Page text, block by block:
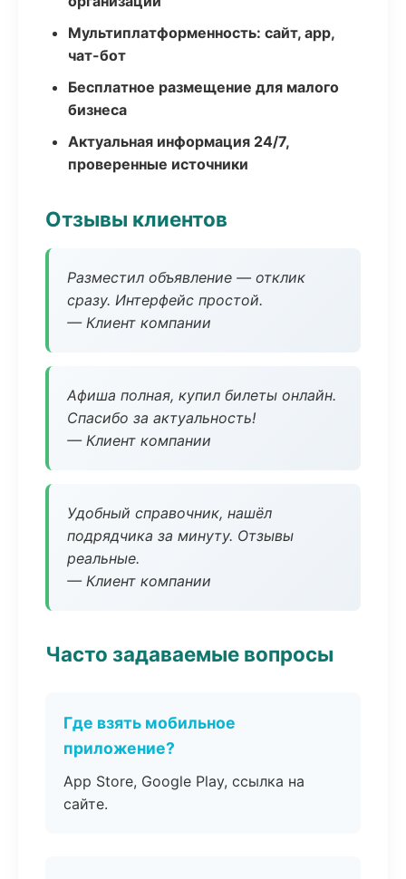
Мультиплатформенность: сайт, app,
чат-бот
Бесплатное размещение для малого
бизнеса
Актуальная информация 24/7,
проверенные источники
Отзывы клиентов
Разместил объявление — отклик
сразу. Интерфейс простой.
— Клиент компании
Афиша полная, купил билеты онлайн.
Спасибо за актуальность!
— Клиент компании
Удобный справочник, нашёл
подрядчика за минуту. Отзывы
реальные.
— Клиент компании
Часто задаваемые вопросы
Где взять мобильное
приложение?
App Store, Google Play, ссылка на
сайте.